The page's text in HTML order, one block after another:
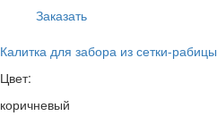
Заказать
Калитка для забора из сетки-рабицы
Цвет:
коричневый